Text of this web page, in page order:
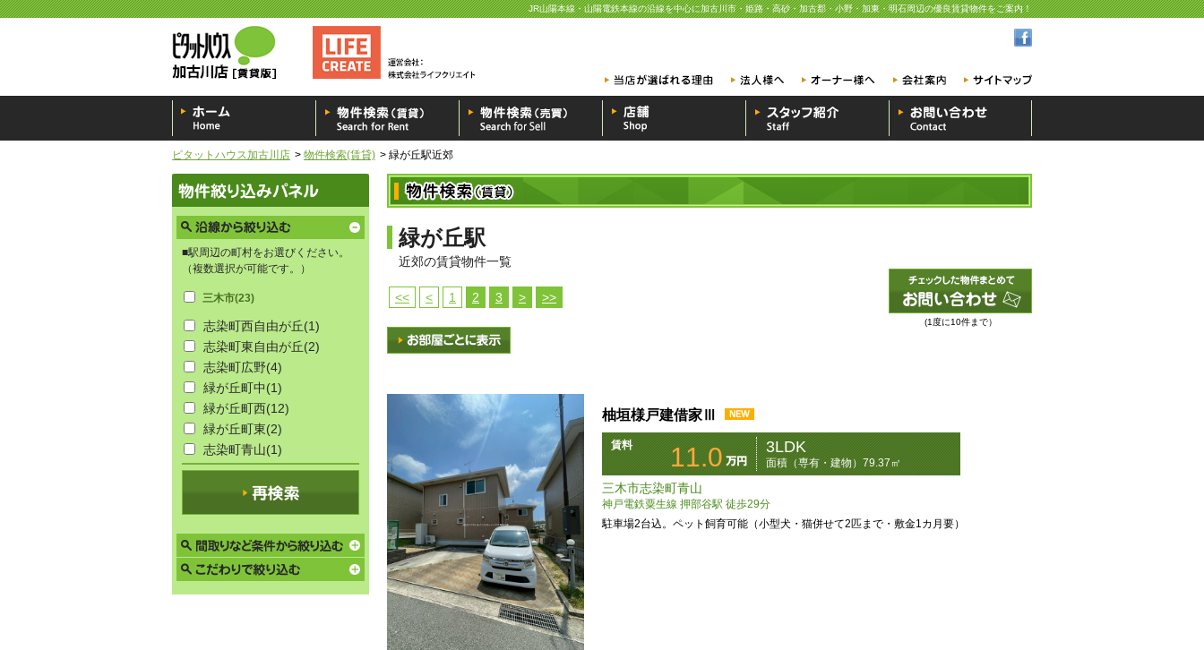
JR山陽本線・山陽電鉄本線の沿線を中心に加古川市・姫路・高砂・加古郡・小野・加東・明石周辺の優良賃貸物件をご案内！
ピタットハウス加古川店 物件検索(賃貸) 緑が丘駅近郊
■駅周辺の町村をお選びください。
（複数選択が可能です。）
三木市(23)
志染町西自由が丘(1)
志染町東自由が丘(2)
志染町広野(4)
緑が丘町中(1)
緑が丘町西(12)
緑が丘町東(2)
志染町青山(1)
緑が丘駅
近郊の賃貸物件一覧
<< < 1 2 3 > >>
(1度に10件まで）
柚垣様戸建借家Ⅲ
賃料 11.0 3LDK
面積（専有・建物）79.37㎡
三木市志染町青山
神戸電鉄粟生線 押部谷駅 徒歩29分
駐車場2台込。ペット飼育可能（小型犬・猫併せて2匹まで・敷金1カ月要）